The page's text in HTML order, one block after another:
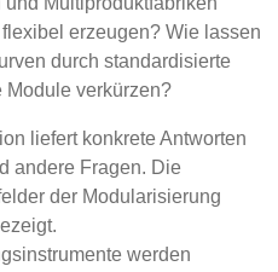
erzeugen? Wie lassen
durch standardisierte
Module verkürzen?
liefert konkrete Antworten
andere Fragen. Die
der Modularisierung
werden